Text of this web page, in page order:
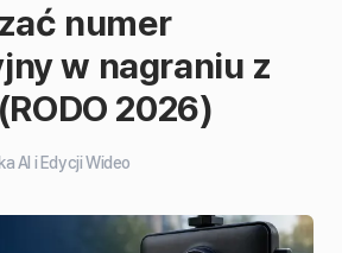
numer
w nagraniu z
2026)
AI i Edycji Wideo